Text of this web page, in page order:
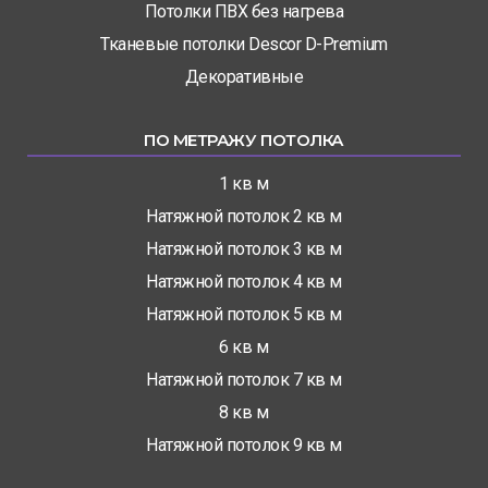
Потолки ПВХ без нагрева
Тканевые потолки Descor D-Premium
Декоративные
ПО МЕТРАЖУ ПОТОЛКА
1 кв м
Натяжной потолок 2 кв м
Натяжной потолок 3 кв м
Натяжной потолок 4 кв м
Натяжной потолок 5 кв м
6 кв м
Натяжной потолок 7 кв м
8 кв м
Натяжной потолок 9 кв м